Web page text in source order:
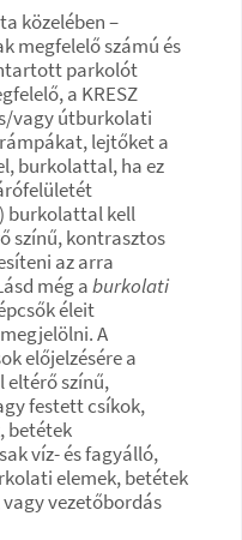
közelében –
megfelelő számú és
parkolót
a KRESZ
vagy útburkolati
lejtőket a
burkolattal, ha ez
burkolattal kell
színű, kontrasztos
az arra
még aburkolati
éleit
A
előjelzésére a
eltérő színű,
festett csíkok,
betétek
víz- és fagyálló,
elemek, betétek
vezetőbordás